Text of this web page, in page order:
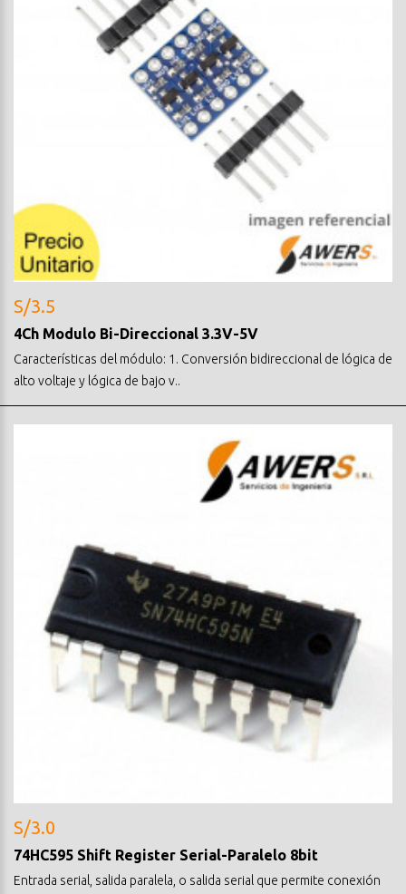
S/3.5
4Ch Modulo Bi-Direccional 3.3V-5V
Características del módulo: 1. Conversión bidireccional de lógica de
alto voltaje y lógica de bajo v..
S/3.0
74HC595 Shift Register Serial-Paralelo 8bit
Entrada serial, salida paralela, o salida serial que permite conexión